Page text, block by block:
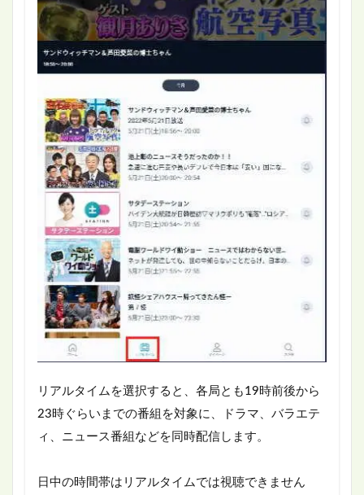
リアルタイムを選択すると、各局とも19時前後から
23時ぐらいまでの番組を対象に、ドラマ、バラエテ
ィ、ニュース番組などを同時配信します。
日中の時間帯はリアルタイムでは視聴できません